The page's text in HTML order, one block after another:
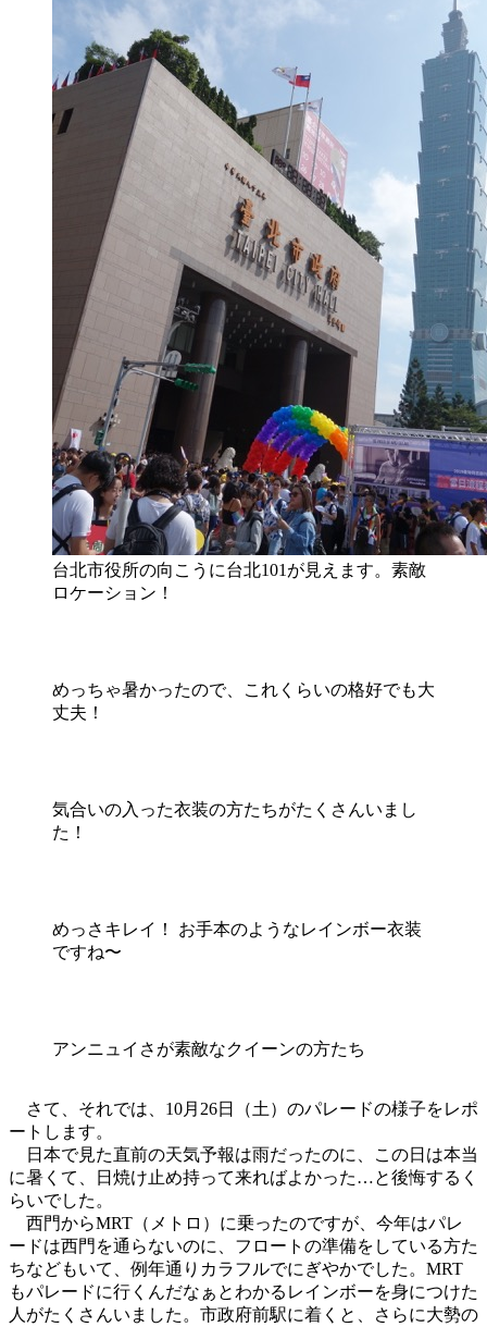
台北市役所の向こうに台北101が見えます。素敵
ロケーション！
めっちゃ暑かったので、これくらいの格好でも大
丈夫！
気合いの入った衣装の方たちがたくさんいまし
た！
めっさキレイ！ お手本のようなレインボー衣装
ですね〜
アンニュイさが素敵なクイーンの方たち
さて、それでは、10月26日（土）のパレードの様子をレポ
ートします。
日本で見た直前の天気予報は雨だったのに、この日は本当
に暑くて、日焼け止め持って来ればよかった…と後悔するく
らいでした。
西門からMRT（メトロ）に乗ったのですが、今年はパレ
ードは西門を通らないのに、フロートの準備をしている方た
ちなどもいて、例年通りカラフルでにぎやかでした。MRT
もパレードに行くんだなぁとわかるレインボーを身につけた
人がたくさんいました。市政府前駅に着くと、さらに大勢の